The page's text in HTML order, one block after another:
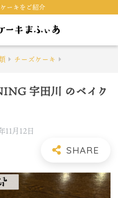
ーキをご紹介
チーズケーキ
宇田川 のベイク
11月12日